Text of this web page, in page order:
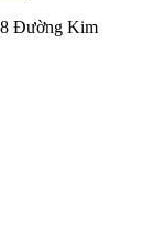
Đường Kim